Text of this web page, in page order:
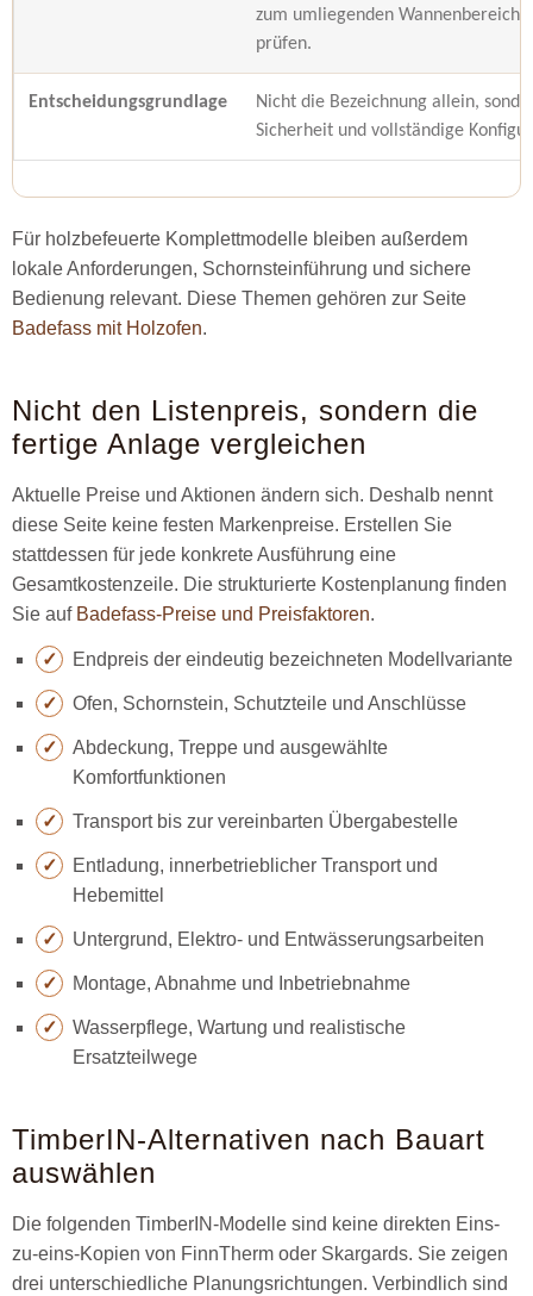
zum umliegenden Wannenbereich
prüfen.
Entscheidungsgrundlage
Nicht die Bezeichnung allein,
Sicherheit und vollständige
Für holzbefeuerte Komplettmodelle bleiben außerdem
lokale Anforderungen, Schornsteinführung und sichere
Bedienung relevant. Diese Themen gehören zur Seite
Badefass mit Holzofen.
Nicht den Listenpreis, sondern die
fertige Anlage vergleichen
Aktuelle Preise und Aktionen ändern sich. Deshalb nennt
diese Seite keine festen Markenpreise. Erstellen Sie
stattdessen für jede konkrete Ausführung eine
Gesamtkostenzeile. Die strukturierte Kostenplanung finden
Sie auf Badefass-Preise und Preisfaktoren.
Endpreis der eindeutig bezeichneten Modellvariante
Ofen, Schornstein, Schutzteile und Anschlüsse
Abdeckung, Treppe und ausgewählte
Komfortfunktionen
Transport bis zur vereinbarten Übergabestelle
Entladung, innerbetrieblicher Transport und
Hebemittel
Untergrund, Elektro- und Entwässerungsarbeiten
Montage, Abnahme und Inbetriebnahme
Wasserpflege, Wartung und realistische
Ersatzteilwege
TimberIN-Alternativen nach Bauart
auswählen
Die folgenden TimberIN-Modelle sind keine direkten Eins-
zu-eins-Kopien von FinnTherm oder Skargards. Sie zeigen
drei unterschiedliche Planungsrichtungen. Verbindlich sind